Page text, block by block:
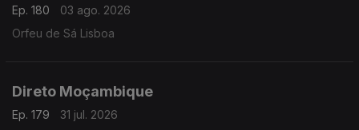
Ep. 180
03 ago. 2026
Orfeu de Sá Lisboa
Direto Moçambique
Ep. 179
31 jul. 2026